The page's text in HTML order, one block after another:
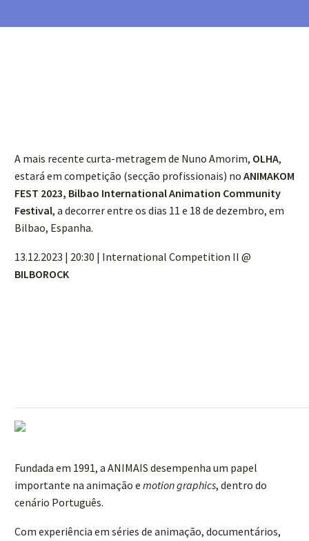
A mais recente curta-metragem de Nuno Amorim, OLHA,
estará em competição (secção profissionais) no ANIMAKOM
FEST 2023, Bilbao International Animation Community
Festival, a decorrer entre os dias 11 e 18 de dezembro, em
Bilbao, Espanha.
13.12.2023 | 20:30 | International Competition II @
BILBOROCK
Fundada em 1991, a ANIMAIS desempenha um papel
importante na animação e motion graphics, dentro do
cenário Português.
Com experiência em séries de animação, documentários,